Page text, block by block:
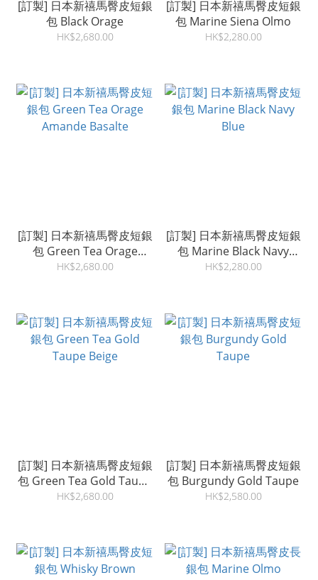
[訂製] 日本新禧馬臀皮短銀
包 Black Orage
HK$2,680.00
[訂製] 日本新禧馬臀皮短銀
包 Marine Siena Olmo
HK$2,280.00
[訂製] 日本新禧馬臀皮短銀
包 Green Tea Orage
Amande Basalte
HK$2,680.00
[訂製] 日本新禧馬臀皮短銀
包 Marine Black Navy
Blue
HK$2,280.00
[訂製] 日本新禧馬臀皮短銀
包 Green Tea Gold Taupe
Beige
HK$2,680.00
[訂製] 日本新禧馬臀皮短銀
包 Burgundy Gold Taupe
HK$2,580.00